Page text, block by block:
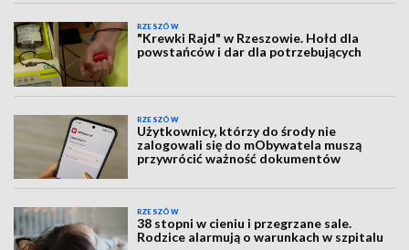
RZESZÓW
"Krewki Rajd" w Rzeszowie. Hołd dla
powstańców i dar dla potrzebujących
RZESZÓW
Użytkownicy, którzy do środy nie
zalogowali się do mObywatela muszą
przywrócić ważność dokumentów
RZESZÓW
38 stopni w cieniu i przegrzane sale.
Rodzice alarmują o warunkach w szpitalu